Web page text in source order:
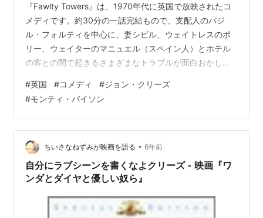
『Fawlty Towers』は、1970年代に英国で放映されたコ
メディです。約30分の一話完結もので、支配人のバジ
ル・フォルティを中心に、妻シビル、ウェイトレスのポ
リー、ウェイターのマニュエル（スペイン人）とホテル
の客との間で起きるさまざまなトラブルが面白おかしく
し、そこそこちゃんとした立ち居振る舞いができていま
すが、短気な上、上流指向と階級意識が強く、お客さん
によって態度がコロコロ変わります。本人は完璧にやっ
ているつもりですが詰めが甘く、自分の失敗をカバーす
るためにジタバタしているうちに、状況がカオスになる
というのが基本的な展開です。 日…
#英国 #コメディ #ジョン・クリーズ
#モンティ・パイソン
ちいさなねずみが映画を語る • 6年前
自分にラブシーンを書くなよクリーズ - 映画『ワ
ンダとダイヤと優しい奴ら』